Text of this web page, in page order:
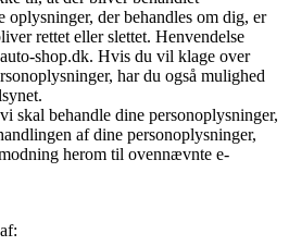
der behandles om dig, er
rettet eller slettet. Henvendelse
shop.dk. Hvis du vil klage over
har du også mulighed
skal behandle dine personoplysninger,
af dine personoplysninger,
herom til ovennævnte e-